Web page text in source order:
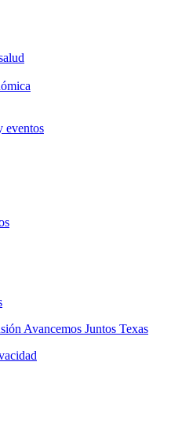
eventos
Avancemos Juntos Texas